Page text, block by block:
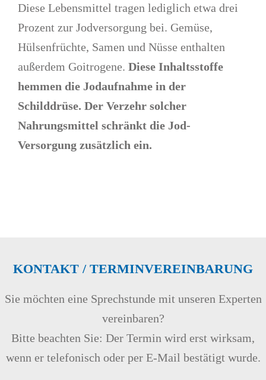
Diese Lebensmittel tragen lediglich etwa drei
Prozent zur Jodversorgung bei. Gemüse,
Hülsenfrüchte, Samen und Nüsse enthalten
außerdem Goitrogene.Diese Inhaltsstoffe
hemmen die Jodaufnahme in der
Schilddrüse. Der Verzehr solcher
Nahrungsmittel schränkt die Jod-
Versorgung zusätzlich ein.
KONTAKT / TERMINVEREINBARUNG
Sie möchten eine Sprechstunde mit unseren Experten
vereinbaren?
Bitte beachten Sie: Der Termin wird erst wirksam,
wenn er telefonisch oder per E-Mail bestätigt wurde.